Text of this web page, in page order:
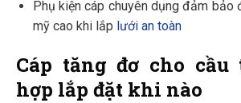
Phụ kiện cáp chuyên dụng đảm bảo
mỹ cao khi lắp lưới an toàn
Cáp tăng đơ cho cầu
hợp lắp đặt khi nào